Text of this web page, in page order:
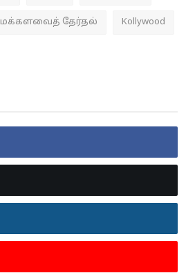
மக்களவைத் தேர்தல் Kollywood